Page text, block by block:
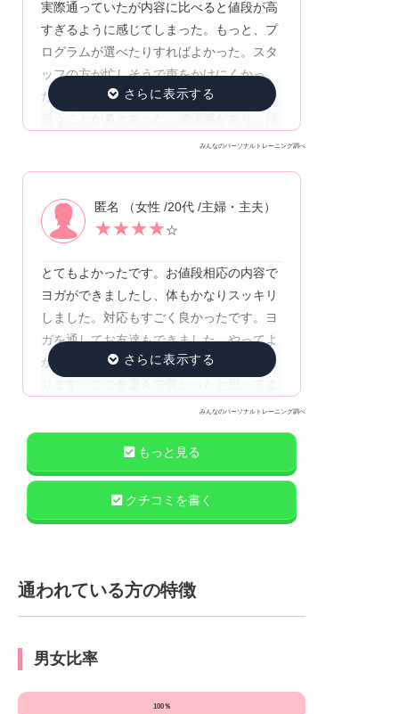
実際通っていたが内容に比べると値段が高
すぎるように感じてしまった。もっと、プ
ログラムが選べたりすればよかった。スタ
ッフの方が忙しそうで声をかけにくかっ
た。またスタッフの方で対応が違うので戸
除が行き届いていたがスタッフの方が忙し
みんなのパーソナルトレーニング調べ
匿名 （女性 /20代 /主婦・主夫）
★★★★☆
とてもよかったです。お値段相応の内容で
ヨガができましたし、体もかなりスッキリ
しました。対応もすごく良かったです。ヨ
ガを通してお友達もできました。やってよ
かったとおもいます。らとても満足してお
みんなのパーソナルトレーニング調べ
もっと見る
クチコミを書く
通われている方の特徴
男女比率
100％